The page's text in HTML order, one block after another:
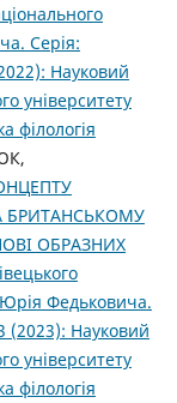
Серія:
Науковий
університету
філологія
БРИТАНСЬКОМУ
ОБРАЗНИХ
Юрія Федьковича.
(2023): Науковий
університету
філологія